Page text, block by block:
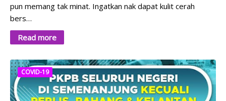
pun memang tak minat. Ingatkan nak dapat kulit cerah
bers…
Read more
COVID-19